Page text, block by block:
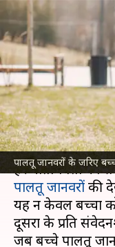
पालतू जानवरों के जरिए
पालतू
बढ़ाई जा
भावना,
लेखन अंजली Oct 11,
क्या है खबर?
बच्चों में सम्मान और
पालतू जानवरोंकी
यह न केवल बच्चों
दूसरों के प्रति
जब बच्चे पालतू